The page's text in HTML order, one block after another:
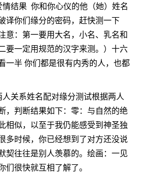
情结果 你和你心仪的他（她）姓名
译你们缘分的密码，赶快测一下
意：第一要用大名，小名、乳名和
要一定用规范的汉字来测。）十六
一半 你们都是很有内秀的人，也都
关系姓名配对缘分测试根据两人
，判断结果如下：零：与自然的绝
相似，以至于我仍能感受到神圣独
多时候，你已经想到了对方还没说
契往往是别人羡慕的。绘画：一见
们很快就互相了解了。